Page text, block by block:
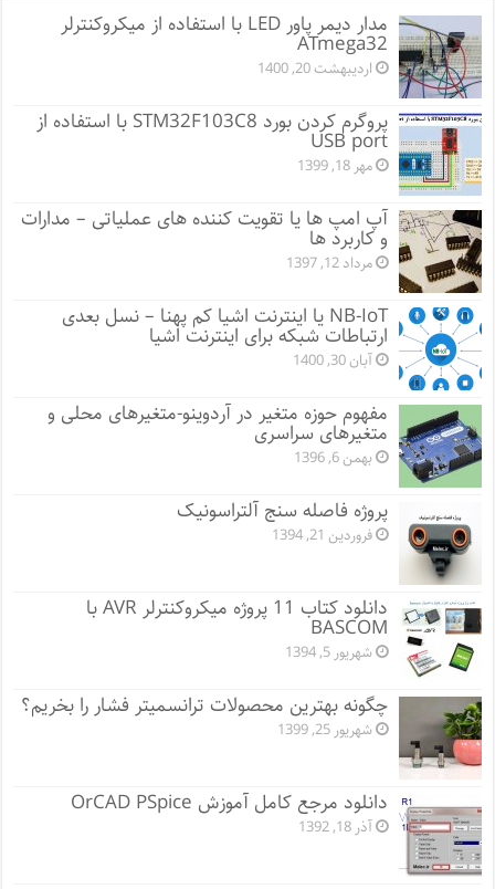
مدار دیمر پاور LED با استفاده از میکروکنترلر
ATmega32
اردیبهشت 20, 1400
پروگرم کردن بورد STM32F103C8 با استفاده از
USB port
مهر 18, 1399
آپ امپ ها یا تقویت کننده های عملیاتی – مدارات
و کاربرد ها
مرداد 12, 1397
NB-IoT یا اینترنت اشیا کم پهنا – نسل بعدی
ارتباطات شبکه برای اینترنت اشیا
آبان 30, 1400
مفهوم حوزه متغیر در آردوینو-متغیرهای محلی و
متغیرهای سراسری
بهمن 6, 1396
پروژه فاصله سنج آلتراسونیک
فروردین 21, 1394
دانلود کتاب 11 پروژه میکروکنترلر AVR با
BASCOM
شهریور 5, 1394
چگونه بهترین محصولات ترانسمیتر فشار را بخریم؟
شهریور 25, 1399
دانلود مرجع کامل آموزش OrCAD PSpice
آذر 18, 1392